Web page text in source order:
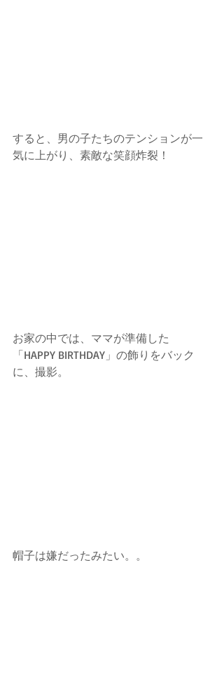
すると、男の子たちのテンションが一
気に上がり、素敵な笑顔炸裂！
お家の中では、ママが準備した
「HAPPY BIRTHDAY」の飾りをバック
に、撮影。
帽子は嫌だったみたい。。